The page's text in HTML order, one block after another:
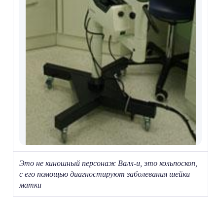
Это не киношный персонаж Валл-и, это кольпоскоп,
с его помощью диагностируют заболевания шейки
матки